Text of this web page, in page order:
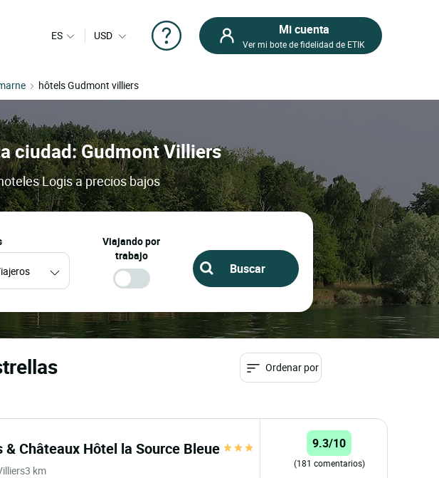
ES USD Mi cuenta
Ver mi bote de fidelidad de ETIK
hôtels Gudmont villiers
ciudad: Gudmont Villiers
Logis a precios bajos
Viajando por
trabajo
Ordenar por
& Châteaux Hôtel la Source Bleue
3 km
9.3/10
(181 comentarios)